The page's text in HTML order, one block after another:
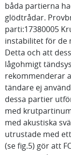
båda partierna
glödtrådar.
parti:17380005
instabilitet för de
Detta och att
lågohmigt
rekommenderar
tändare ej
dessa partier
med
med akustiska
utrustade med
(se fig.5) gör att